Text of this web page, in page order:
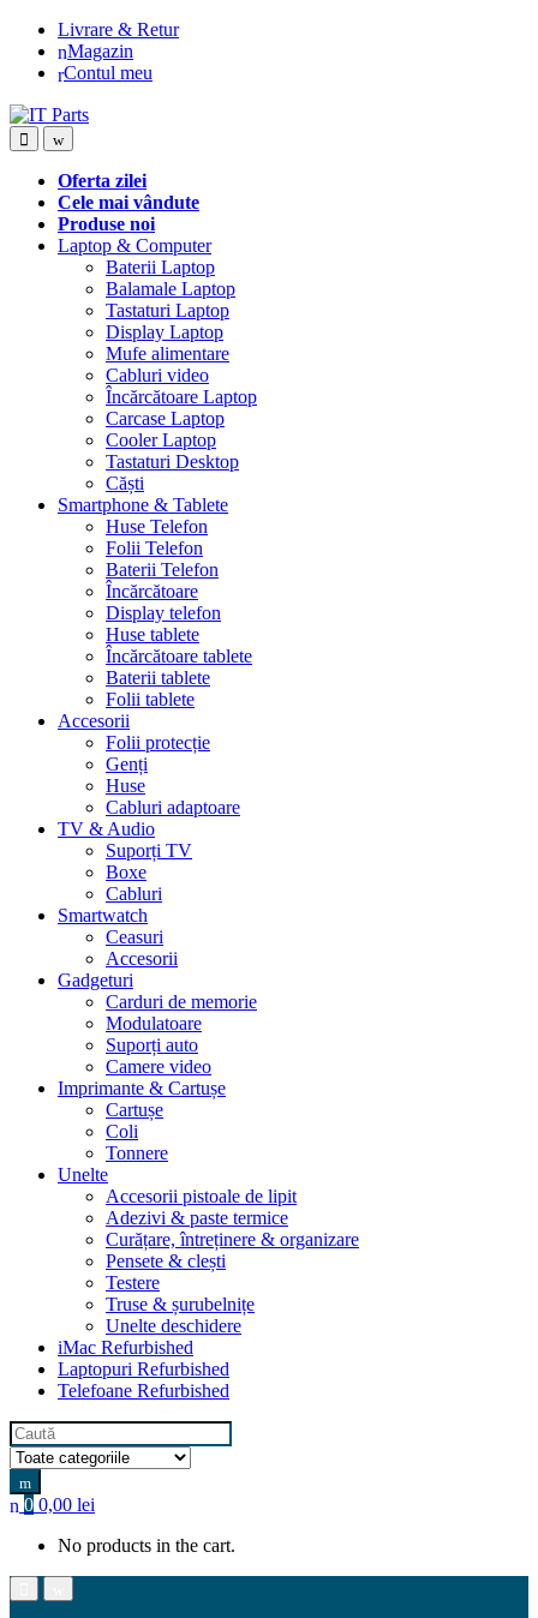
Livrare & Retur
Magazin
Contul meu
Oferta zilei
Cele mai vândute
Produse noi
Laptop & Computer
Baterii Laptop
Balamale Laptop
Tastaturi Laptop
Display Laptop
Mufe alimentare
Cabluri video
Încărcătoare Laptop
Carcase Laptop
Cooler Laptop
Tastaturi Desktop
Căști
Smartphone & Tablete
Huse Telefon
Folii Telefon
Baterii Telefon
Încărcătoare
Display telefon
Huse tablete
Încărcătoare tablete
Baterii tablete
Folii tablete
Accesorii
Folii protecție
Genți
Huse
Cabluri adaptoare
TV & Audio
Suporți TV
Boxe
Cabluri
Smartwatch
Ceasuri
Accesorii
Gadgeturi
Carduri de memorie
Modulatoare
Suporți auto
Camere video
Imprimante & Cartușe
Cartușe
Coli
Tonnere
Unelte
Accesorii pistoale de lipit
Adezivi & paste termice
Curățare, întreținere & organizare
Pensete & clești
Testere
Truse & șurubelnițe
Unelte deschidere
iMac Refurbished
Laptopuri Refurbished
Telefoane Refurbished
Search
for:
0 0,00 lei
No products in the cart.